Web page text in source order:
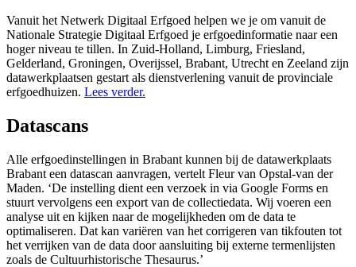
Vanuit het Netwerk Digitaal Erfgoed helpen we je om vanuit de
Nationale Strategie Digitaal Erfgoed je erfgoedinformatie naar een
hoger niveau te tillen. In Zuid-Holland, Limburg, Friesland,
Gelderland, Groningen, Overijssel, Brabant, Utrecht en Zeeland zijn
datawerkplaatsen gestart als dienstverlening vanuit de provinciale
erfgoedhuizen. Lees verder.
Datascans
Alle erfgoedinstellingen in Brabant kunnen bij de datawerkplaats
Brabant een datascan aanvragen, vertelt Fleur van Opstal-van der
Maden. ‘De instelling dient een verzoek in via Google Forms en
stuurt vervolgens een export van de collectiedata. Wij voeren een
analyse uit en kijken naar de mogelijkheden om de data te
optimaliseren. Dat kan variëren van het corrigeren van tikfouten tot
het verrijken van de data door aansluiting bij externe termenlijsten
zoals de Cultuurhistorische Thesaurus.’